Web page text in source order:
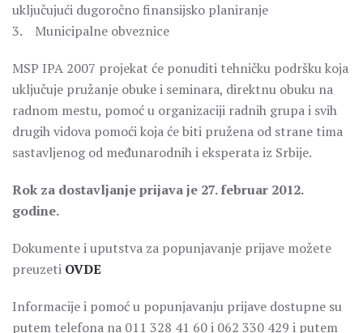
uključujući dugoročno finansijsko planiranje
3. Municipalne obveznice
MSP IPA 2007 projekat će ponuditi tehničku podršku koja
uključuje pružanje obuke i seminara, direktnu obuku na
radnom mestu, pomoć u organizaciji radnih grupa i svih
drugih vidova pomoći koja će biti pružena od strane tima
sastavljenog od međunarodnih i eksperata iz Srbije.
Rok za dostavljanje prijava je 27. februar 2012.
godine.
Dokumente i uputstva za popunjavanje prijave možete
preuzeti OVDE
Informacije i pomoć u popunjavanju prijave dostupne su
putem telefona na 011 328 41 60 i 062 330 429 i putem